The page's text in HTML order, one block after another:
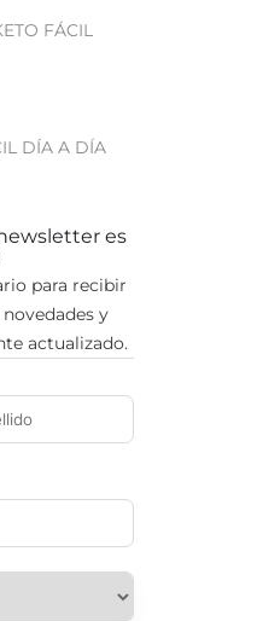
FÁCIL
DÍA A DÍA
es
para recibir
y
actualizado.